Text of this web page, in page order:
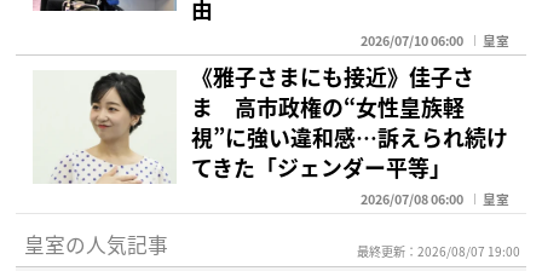
由
2026/07/10 06:00 皇室
《雅子さまにも接近》佳子さ
ま 高市政権の“女性皇族軽
視”に強い違和感…訴えられ続け
てきた「ジェンダー平等」
2026/07/08 06:00 皇室
皇室の人気記事 最終更新：2026/08/07 19:00